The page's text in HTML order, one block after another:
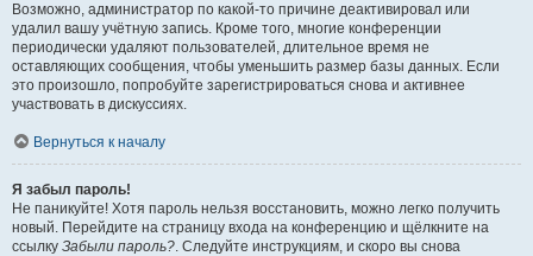
Возможно, администратор по какой-то причине деактивировал или
удалил вашу учётную запись. Кроме того, многие конференции
периодически удаляют пользователей, длительное время не
оставляющих сообщения, чтобы уменьшить размер базы данных. Если
это произошло, попробуйте зарегистрироваться снова и активнее
участвовать в дискуссиях.
Вернуться к началу
Я забыл пароль!
Не паникуйте! Хотя пароль нельзя восстановить, можно легко получить
новый. Перейдите на страницу входа на конференцию и щёлкните на
ссылку Забыли пароль?. Следуйте инструкциям, и скоро вы снова